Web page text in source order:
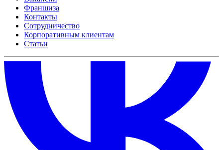
Франшиза
Контакты
Сотрудничество
Корпоративным клиентам
Статьи